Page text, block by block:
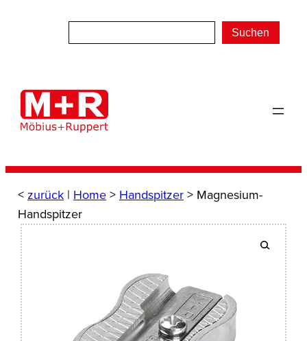
Suchen
< zurück | Home> Handspitzer> Magnesium-
Handspitzer